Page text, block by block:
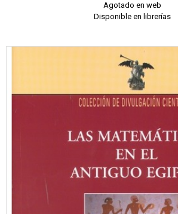
Agotado en web
Disponible en librerías